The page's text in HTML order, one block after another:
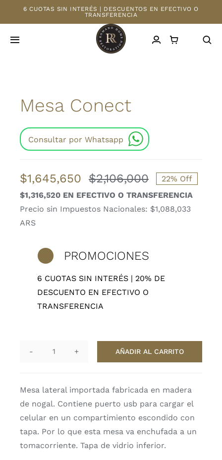
6 CUOTAS SIN INTERÉS | DESCUENTOS EN EFECTIVO O
TRANSFERENCIA
Toggle
TIENDA
MAYORISTAS
CONTACTO
Mesa Conect
Consultar por Whatsapp
$2,106,000El
precio
original
$1,645,650
El
precio
actual
22% Off
$1,316,520 EN EFECTIVO O TRANSFERENCIA
Precio sin Impuestos Nacionales: $1,088,033
ARS
PROMOCIONES
6 CUOTAS SIN INTERÉS | 20% DE
DESCUENTO EN EFECTIVO O
TRANSFERENCIA
AÑADIR AL CARRITO
Mesa lateral importada fabricada en madera
de nogal. Contiene puerto usb para cargar el
celular en un compartimiento escondido con
tapa. Por lo que esta mesa va enchufada a un
tomacorriente. Tapa de vidrio inferior.